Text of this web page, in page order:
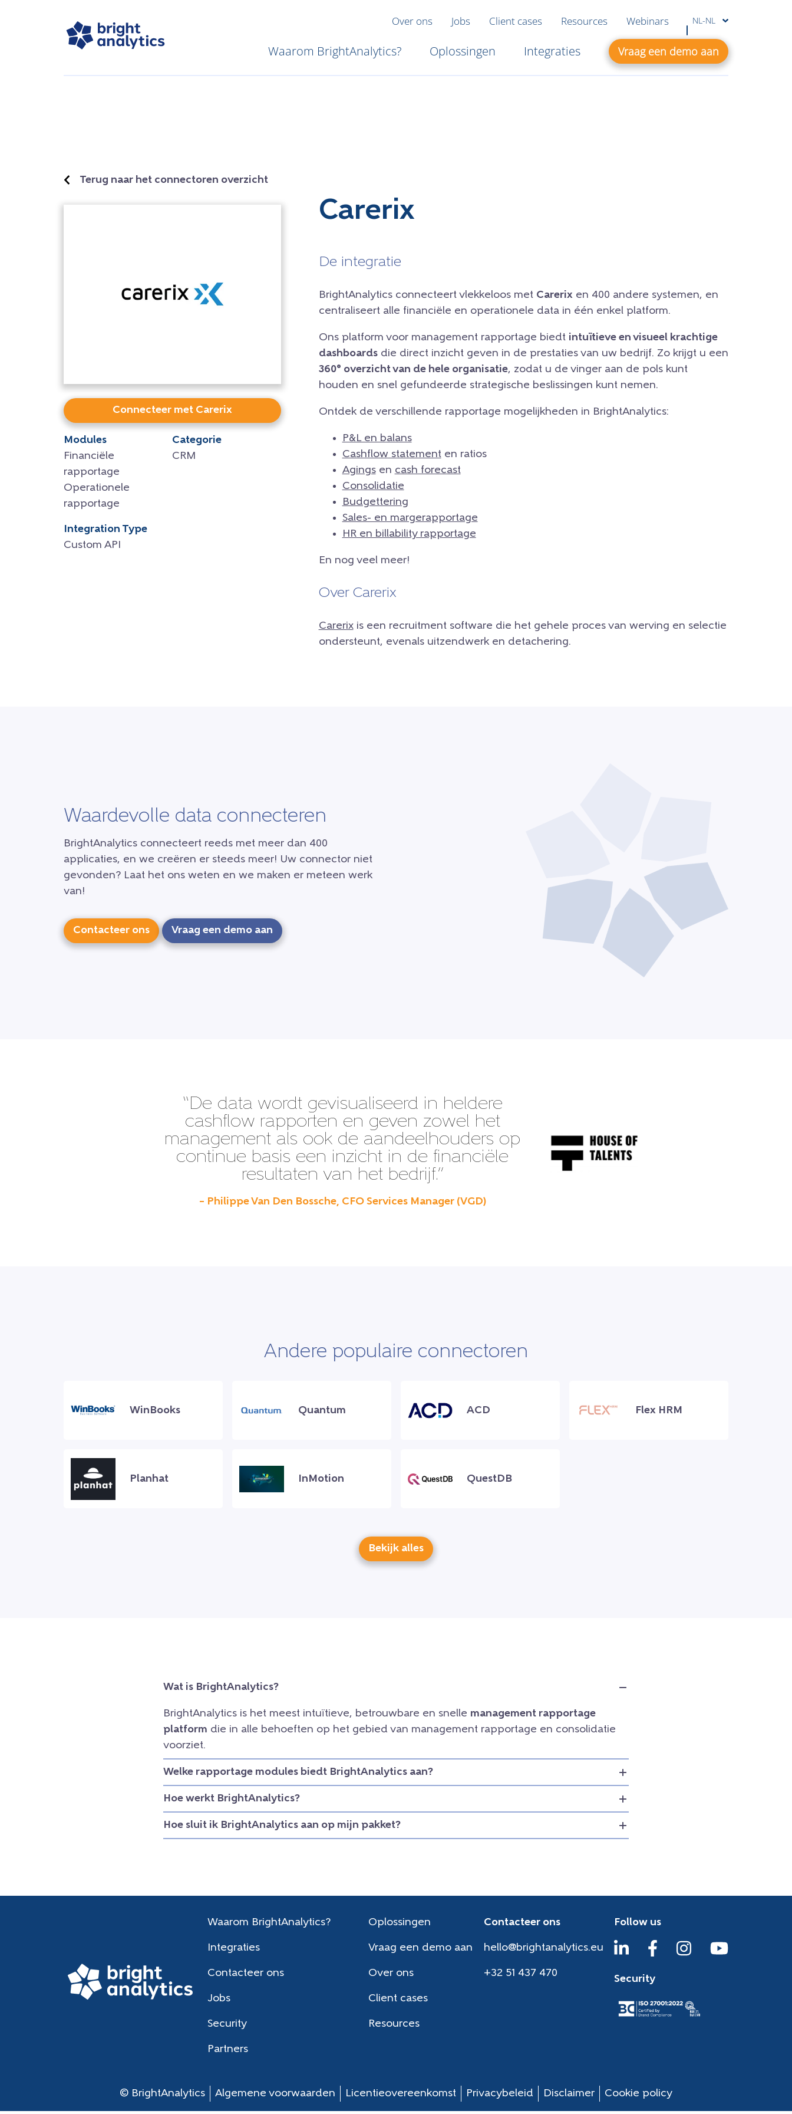
Over ons Jobs Client cases Resources Webinars NL-NL
Waarom BrightAnalytics? Oplossingen Integraties Vraag een demo aan
Terug naar het connectoren overzicht
Connecteer met Carerix
Modules
Financiële
rapportage
Operationele
rapportage
Categorie
CRM
Integration Type
Custom API
Carerix
De integratie
BrightAnalytics connecteert vlekkeloos met Carerixen 400 andere systemen, en
centraliseert alle financiële en operationele data in één enkel platform.
Ons platform voor management rapportage biedt intuïtieve en visueel krachtige
dashboardsdie direct inzicht geven in de prestaties van uw bedrijf. Zo krijgt u een
360° overzicht van de hele organisatie, zodat u de vinger aan de pols kunt
houden en snel gefundeerde strategische beslissingen kunt nemen.
Ontdek de verschillende rapportage mogelijkheden in BrightAnalytics:
P&L en balans
Cashflow statementen ratios
Agingsen cash forecast
Consolidatie
Budgettering
Sales- en margerapportage
HR en billability rapportage
En nog veel meer!
Over Carerix
Carerixis een recruitment software die het gehele proces van werving en selectie
ondersteunt, evenals uitzendwerk en detachering.
Waardevolle data connecteren
BrightAnalytics connecteert reeds met meer dan 400
applicaties, en we creëren er steeds meer! Uw connector niet
gevonden? Laat het ons weten en we maken er meteen werk
van!
Contacteer ons Vraag een demo aan
“De data wordt gevisualiseerd in heldere
cashflow rapporten en geven zowel het
management als ook de aandeelhouders op
continue basis een inzicht in de financiële
resultaten van het bedrijf.”
– Philippe Van Den Bossche, CFO Services Manager (VGD)
Andere populaire connectoren
WinBooks Quantum ACD Flex HRM
Planhat InMotion QuestDB
Bekijk alles
Wat is BrightAnalytics?
BrightAnalytics is het meest intuïtieve, betrouwbare en snelle management rapportage
platform die in alle behoeften op het gebied van management rapportage en consolidatie
voorziet.
Welke rapportage modules biedt BrightAnalytics aan?
Hoe werkt BrightAnalytics?
Hoe sluit ik BrightAnalytics aan op mijn pakket?
Waarom BrightAnalytics? Oplossingen
Integraties Vraag een demo aan
Contacteer ons Over ons
Jobs Client cases
Security Resources
Partners
Contacteer ons
hello@brightanalytics.eu
+32 51 437 470
Follow us
Security
© BrightAnalytics Algemene voorwaarden Licentieovereenkomst Privacybeleid Disclaimer Cookie policy